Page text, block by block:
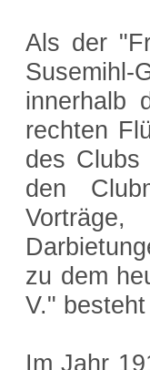
Als der
innerhalb
rechten
des Clubs
den
zu dem
V."
Im Jahr